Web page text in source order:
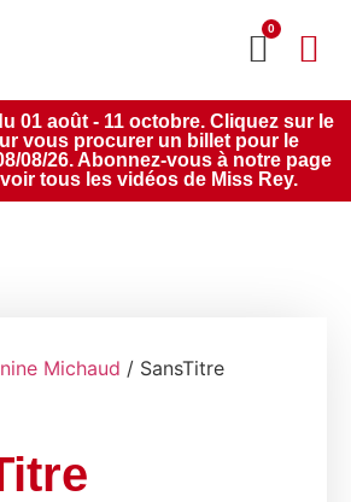
0
01 août - 11 octobre. Cliquez sur le
vous procurer un billet pour le
08/26. Abonnez-vous à notre page
tous les vidéos de Miss Rey.
Michaud / SansTitre